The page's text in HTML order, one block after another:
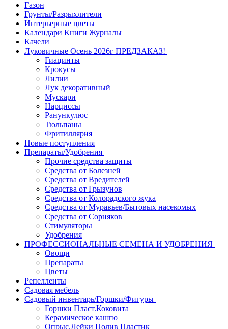
Газон
Грунты/Разрыхлители
Интерьерные цветы
Календари Книги Журналы
Качели
Луковичные Осень 2026г ПРЕДЗАКАЗ!
Гиацинты
Крокусы
Лилии
Лук декоративный
Мускари
Нарциссы
Ранункулюс
Тюльпаны
Фритиллярия
Новые поступления
Препараты/Удобрения
Прочие средства защиты
Средства от Болезней
Средства от Вредителей
Средства от Грызунов
Средства от Колорадского жука
Средства от Муравьев/Бытовых насекомых
Средства от Сорняков
Стимуляторы
Удобрения
ПРОФЕССИОНАЛЬНЫЕ СЕМЕНА И УДОБРЕНИЯ
Овощи
Препараты
Цветы
Репелленты
Садовая мебель
Садовый инвентарь/Горшки/Фигуры
Горшки Пласт.Коковита
Керамическое кашпо
Опрыс.Лейки Полив Пластик